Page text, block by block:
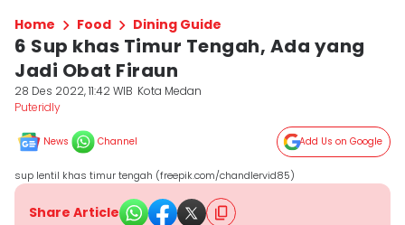
Home Food Dining Guide
6 Sup khas Timur Tengah, Ada yang
Jadi Obat Firaun
28 Des 2022, 11:42 WIB Kota Medan
Puteridly
News Channel Add Us on Google
sup lentil khas timur tengah (freepik.com/chandlervid85)
Share Article